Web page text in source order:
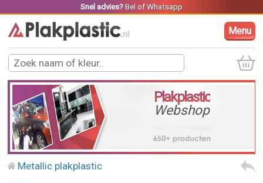
Snel advies? Belof Whatsapp
Menu
Plakplastic
Webshop
Metallic plakplastic